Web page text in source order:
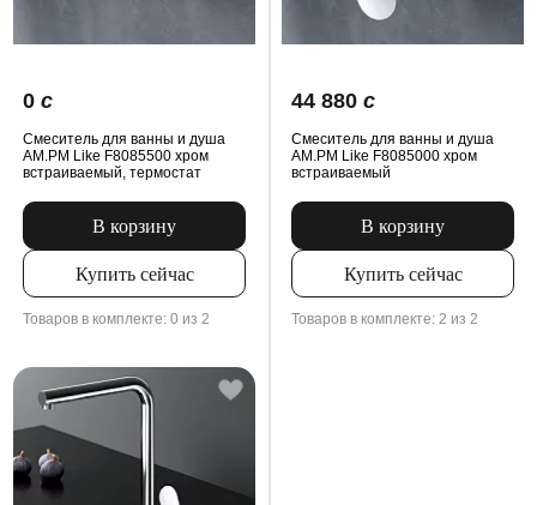
0 c
Смеситель для ванны и душа
AM.PM Like F8085500 хром
встраиваемый, термостат
В корзину
Купить сейчас
Товаров в комплекте: 0 из 2
44 880 c
Смеситель для ванны и душа
AM.PM Like F8085000 хром
встраиваемый
В корзину
Купить сейчас
Товаров в комплекте: 2 из 2